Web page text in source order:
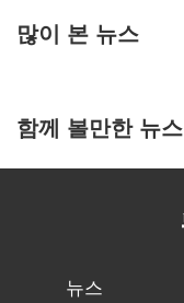
많이 본 뉴스
함께 볼만한 뉴스
뉴스